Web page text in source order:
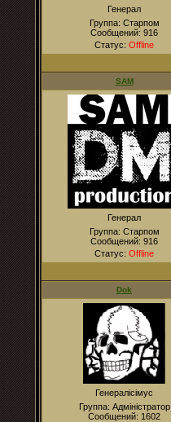
Генерал
Группа: Старпом
Сообщений: 916
Статус: Offline
SAM
Генерал
Группа: Старпом
Сообщений: 916
Статус: Offline
Dok
Генералісімус
Группа: Адміністратор
Сообщений: 1602